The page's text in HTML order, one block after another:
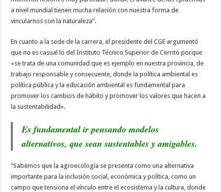
a nivel mundial tienen mucha relación con nuestra forma de
vincularnos con la naturaleza”.
En cuanto a la sede de la carrera, el presidente del CGE argumentó
que no es casual lo del Instituto Técnico Superior de Cerrito porque
«se trata de una comunidad que es ejemplo en nuestra provincia, de
trabajo responsable y consecuente, donde la política ambiental es
política pública y la educación ambiental es fundamental para
promover los cambios de hábito y promover los valores que hacen a
la sustentabilidad».
Es fundamental ir pensando modelos
alternativos, que sean sustentables y amigables.
“Sabemos que la agroecología se presenta como una alternativa
importante para la inclusión social, económica y política, como un
campo que tensiona el vínculo entre el ecosistema y la cultura, donde